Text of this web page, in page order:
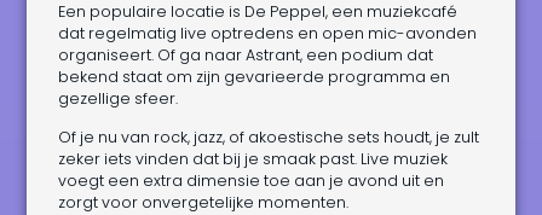
Een populaire locatie is De Peppel, een muziekcafé
dat regelmatig live optredens en open mic-avonden
organiseert. Of ga naar Astrant, een podium dat
bekend staat om zijn gevarieerde programma en
gezellige sfeer.
Of je nu van rock, jazz, of akoestische sets houdt, je zult
zeker iets vinden dat bij je smaak past. Live muziek
voegt een extra dimensie toe aan je avond uit en
zorgt voor onvergetelijke momenten.